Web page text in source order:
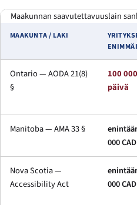
Maakunnan saavutettavuuslain
MAAKUNTA / LAKI
Ontario — AODA 21(8)
§
100
päivä
Manitoba — AMA 33 §
000 CAD
Nova Scotia —
Accessibility Act
000 CAD